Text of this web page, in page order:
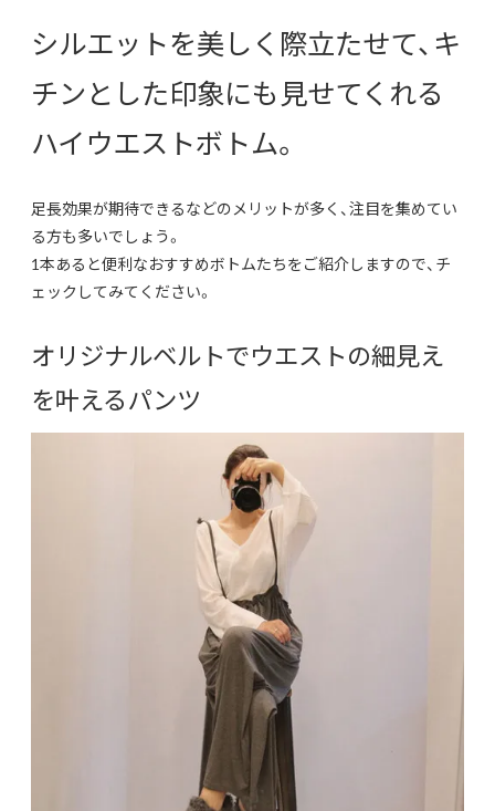
シルエットを美しく際立たせて、キ
チンとした印象にも見せてくれる
ハイウエストボトム。
足長効果が期待できるなどのメリットが多く、注目を集めてい
る方も多いでしょう。
1本あると便利なおすすめボトムたちをご紹介しますので、 チ
ェックしてみてください。
オリジナルベルトでウエストの細見え
を叶えるパンツ